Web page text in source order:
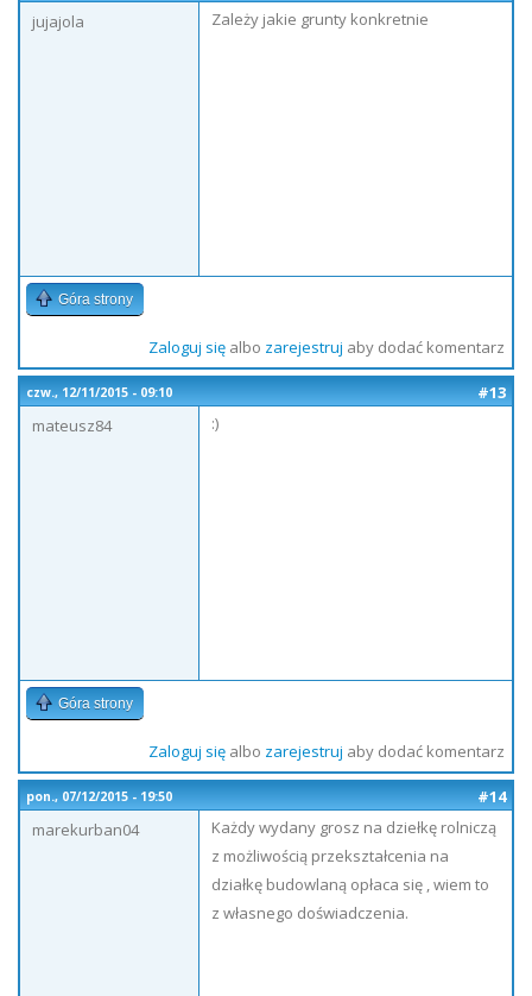
jujajola
Zależy jakie grunty konkretnie
Góra strony
Zaloguj sięalbo zarejestruj aby dodać komentarz
czw., 12/11/2015 - 09:10
#13
mateusz84
:)
Góra strony
Zaloguj sięalbo zarejestruj aby dodać komentarz
pon., 07/12/2015 - 19:50
#14
marekurban04
Każdy wydany grosz na dziełkę rolniczą
z możliwością przekształcenia na
działkę budowlaną opłaca się , wiem to
z własnego doświadczenia.